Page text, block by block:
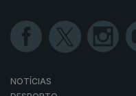
NOTÍCIAS